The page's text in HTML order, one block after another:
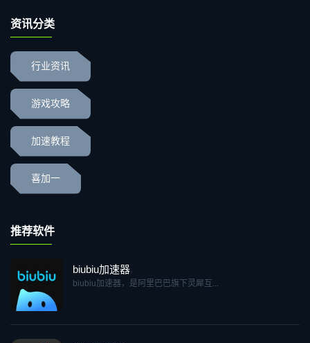
资讯分类
行业资讯
游戏攻略
加速教程
喜加一
推荐软件
biubiu加速器
biubiu加速器，是阿里巴巴旗下灵犀互...